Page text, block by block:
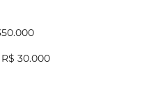
30.000